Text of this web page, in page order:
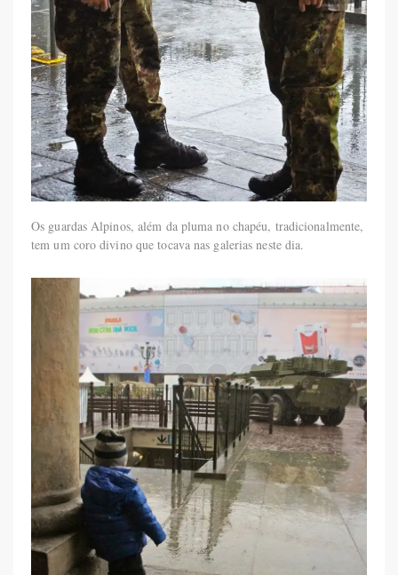
Os guardas Alpinos, além da pluma no chapéu, tradicionalmente,
tem um coro divino que tocava nas galerias neste dia.